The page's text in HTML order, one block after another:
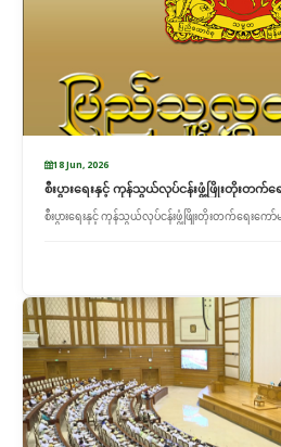
18 Jun, 2026
စီးပွားရေးနှင့် ကုန်သွယ်လုပ်ငန်းဖွံ့ဖြိုးတိုးတက်ရ
စီးပွားရေးနှင့် ကုန်သွယ်လုပ်ငန်းဖွံ့ဖြိုးတိုးတက်ရေးကော်